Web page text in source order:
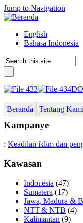
Jump to Navigation
English
Bahasa Indonesia
Beranda Tentang Kami
Kampanye
: Keadilan iklim dan
Kawasan
Indonesia (47)
Sumatera (17)
Jawa, Madura &
NTT & NTB (4)
Kalimantan (9)